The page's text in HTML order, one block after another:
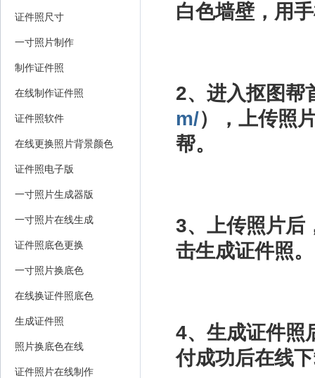
证件照尺寸
一寸照片制作
制作证件照
在线制作证件照
证件照软件
在线更换照片背景颜色
证件照电子版
一寸照片生成器版
一寸照片在线生成
证件照底色更换
一寸照片换底色
在线换证件照底色
生成证件照
照片换底色在线
证件照片在线制作
白色墙壁，用
2、进入抠图帮
m/），上传照
帮。
3、上传照片后
击生成证件照。
4、生成证件照
付成功后在线